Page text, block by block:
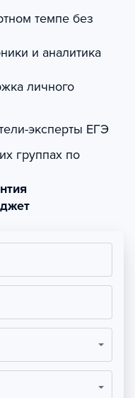
темпе без
и аналитика
личного
эксперты ЕГЭ
группах по